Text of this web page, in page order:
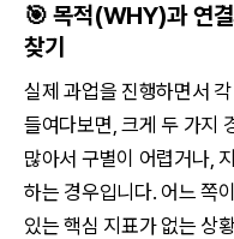
🎯목적(WHY)과 연
찾기
실제 과업을 진행하면서
들여다보면, 크게 두 가지
많아서 구별이 어렵거나,
하는 경우입니다. 어느 쪽
있는 핵심 지표가 없는 상